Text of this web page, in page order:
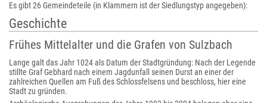
Es gibt 26 Gemeindeteile (in Klammern ist der Siedlungstyp angegeben):
Geschichte
Frühes Mittelalter und die Grafen von Sulzbach
Lange galt das Jahr 1024 als Datum der Stadtgründung: Nach der Legende
stillte Graf Gebhard nach einem Jagdunfall seinen Durst an einer der
zahlreichen Quellen am Fuß des Schlossfelsens und beschloss, hier eine
Stadt zu gründen.